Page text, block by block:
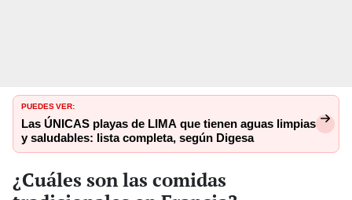
PUEDES VER:
Las ÚNICAS playas de LIMA que tienen aguas limpias
y saludables: lista completa, según Digesa
¿Cuáles son las comidas